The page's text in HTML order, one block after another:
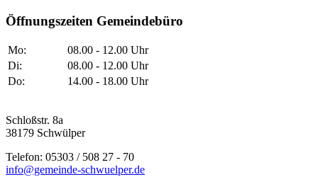
Öffnungszeiten Gemeindebüro
Mo:
08.00 - 12.00 Uhr
Di:
08.00 - 12.00 Uhr
Do:
14.00 - 18.00 Uhr
Schloßstr. 8a
38179 Schwülper
Telefon: 05303 / 508 27 - 70
info@gemeinde-schwuelper.de